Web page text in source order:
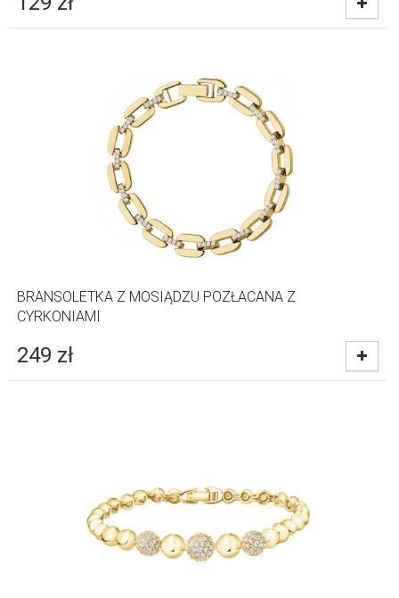
BRANSOLETKA Z MOSIĄDZU POZŁACANA Z
CYRKONIAMI
249 zł